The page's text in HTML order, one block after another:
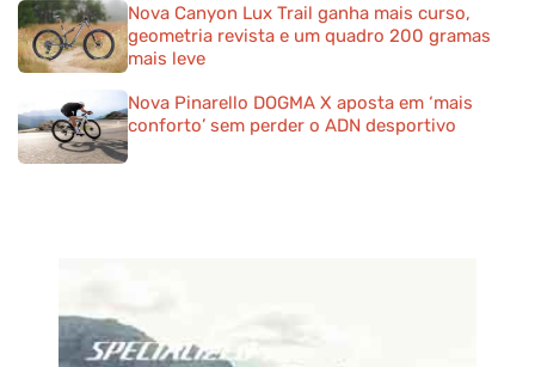
Nova Canyon Lux Trail ganha mais curso,
geometria revista e um quadro 200 gramas
mais leve
Nova Pinarello DOGMA X aposta em ‘mais
conforto’ sem perder o ADN desportivo